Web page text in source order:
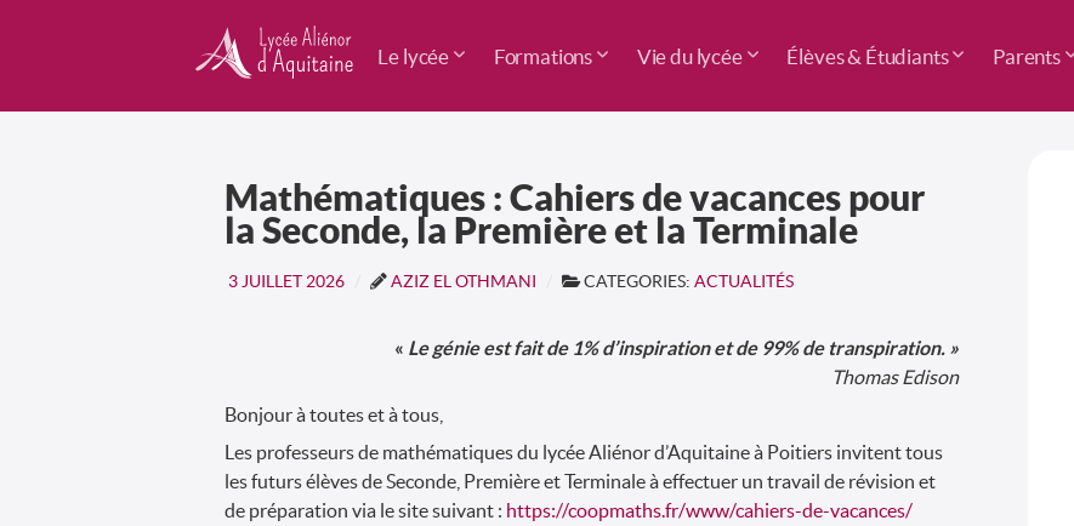
Le lycée Formations Vie du lycée Élèves & Étudiants Parents
Mathématiques : Cahiers de vacances pour
la Seconde, la Première et la Terminale
3 JUILLET 2026 AZIZ EL OTHMANI CATEGORIES: ACTUALITÉS
« Le génie est fait de 1% d’inspiration et de 99% de transpiration. »
Thomas Edison
Bonjour à toutes et à tous,
Les professeurs de mathématiques du lycée Aliénor d’Aquitaine à Poitiers invitent tous
les futurs élèves de Seconde, Première et Terminale à effectuer un travail de révision et
de préparation via le site suivant : https://coopmaths.fr/www/cahiers-de-vacances/